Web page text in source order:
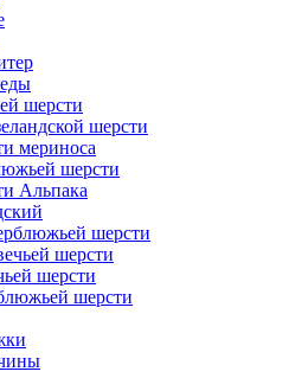
шерсти
шерсти
мериноса
шерсти
Альпака
шерсти
шерсти
шерсти
шерсти